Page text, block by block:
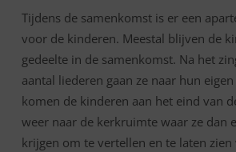
Tijdens de samenkomst is er een
voor de kinderen. Meestal blijven de
gedeelte in de samenkomst. Na het
aantal liederen gaan ze naar hun
komen de kinderen aan het eind van
weer naar de kerkruimte waar ze dan
krijgen om te vertellen en te laten zien